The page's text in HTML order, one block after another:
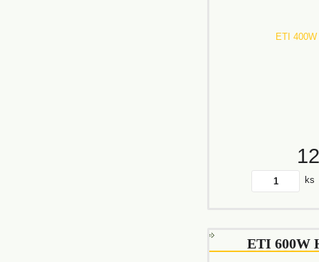
ks
ETI 600W